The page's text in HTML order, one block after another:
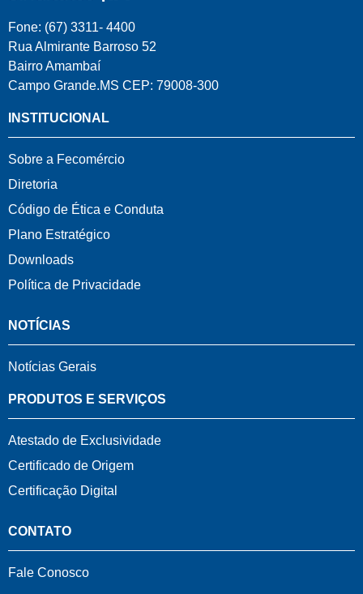
Fone: (67) 3311- 4400
Rua Almirante Barroso 52
Bairro Amambaí
Campo Grande.MS CEP: 79008-300
INSTITUCIONAL
Sobre a Fecomércio
Diretoria
Código de Ética e Conduta
Plano Estratégico
Downloads
Política de Privacidade
NOTÍCIAS
Notícias Gerais
PRODUTOS E SERVIÇOS
Atestado de Exclusividade
Certificado de Origem
Certificação Digital
CONTATO
Fale Conosco